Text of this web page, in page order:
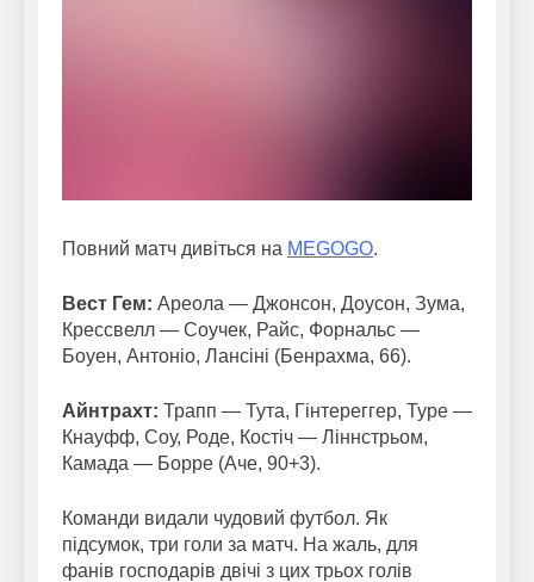
Повний матч дивіться на MEGOGO.
Вест Гем: Ареола — Джонсон, Доусон, Зума,
Крессвелл — Соучек, Райс, Форнальс —
Боуен, Антоніо, Лансіні (Бенрахма, 66).
Айнтрахт: Трапп — Тута, Гінтереггер, Туре —
Кнауфф, Соу, Роде, Костіч — Ліннстрьом,
Камада — Борре (Аче, 90+3).
Команди видали чудовий футбол. Як
підсумок, три голи за матч. На жаль, для
фанів господарів двічі з цих трьох голів